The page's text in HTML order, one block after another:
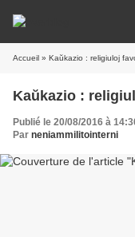
Accueil » Kaŭkazio : religiuloj
Kaŭkazio :
Publié le 20/08/2016 à
Par neniammilitointerni